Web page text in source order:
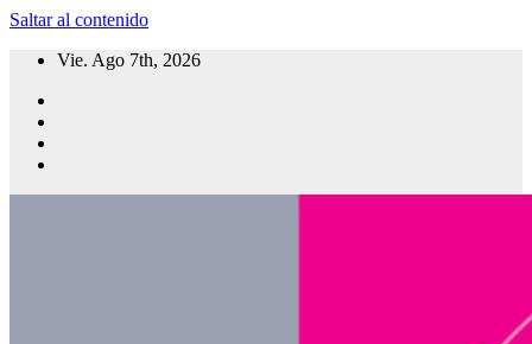
Saltar al contenido
Vie. Ago 7th, 2026